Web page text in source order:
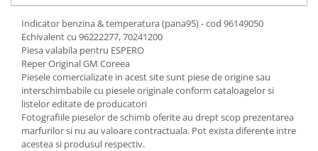
Indicator benzina & temperatura (pana95) - cod 96149050
Echivalent cu 96222277, 70241200
Piesa valabila pentru ESPERO
Reper Original GM Coreea
Piesele comercializate in acest site sunt piese de origine sau
interschimbabile cu piesele originale conform cataloagelor si
listelor editate de producatori
Fotografiile pieselor de schimb oferite au drept scop prezentarea
marfurilor si nu au valoare contractuala. Pot exista diferente intre
acestea si produsul respectiv.